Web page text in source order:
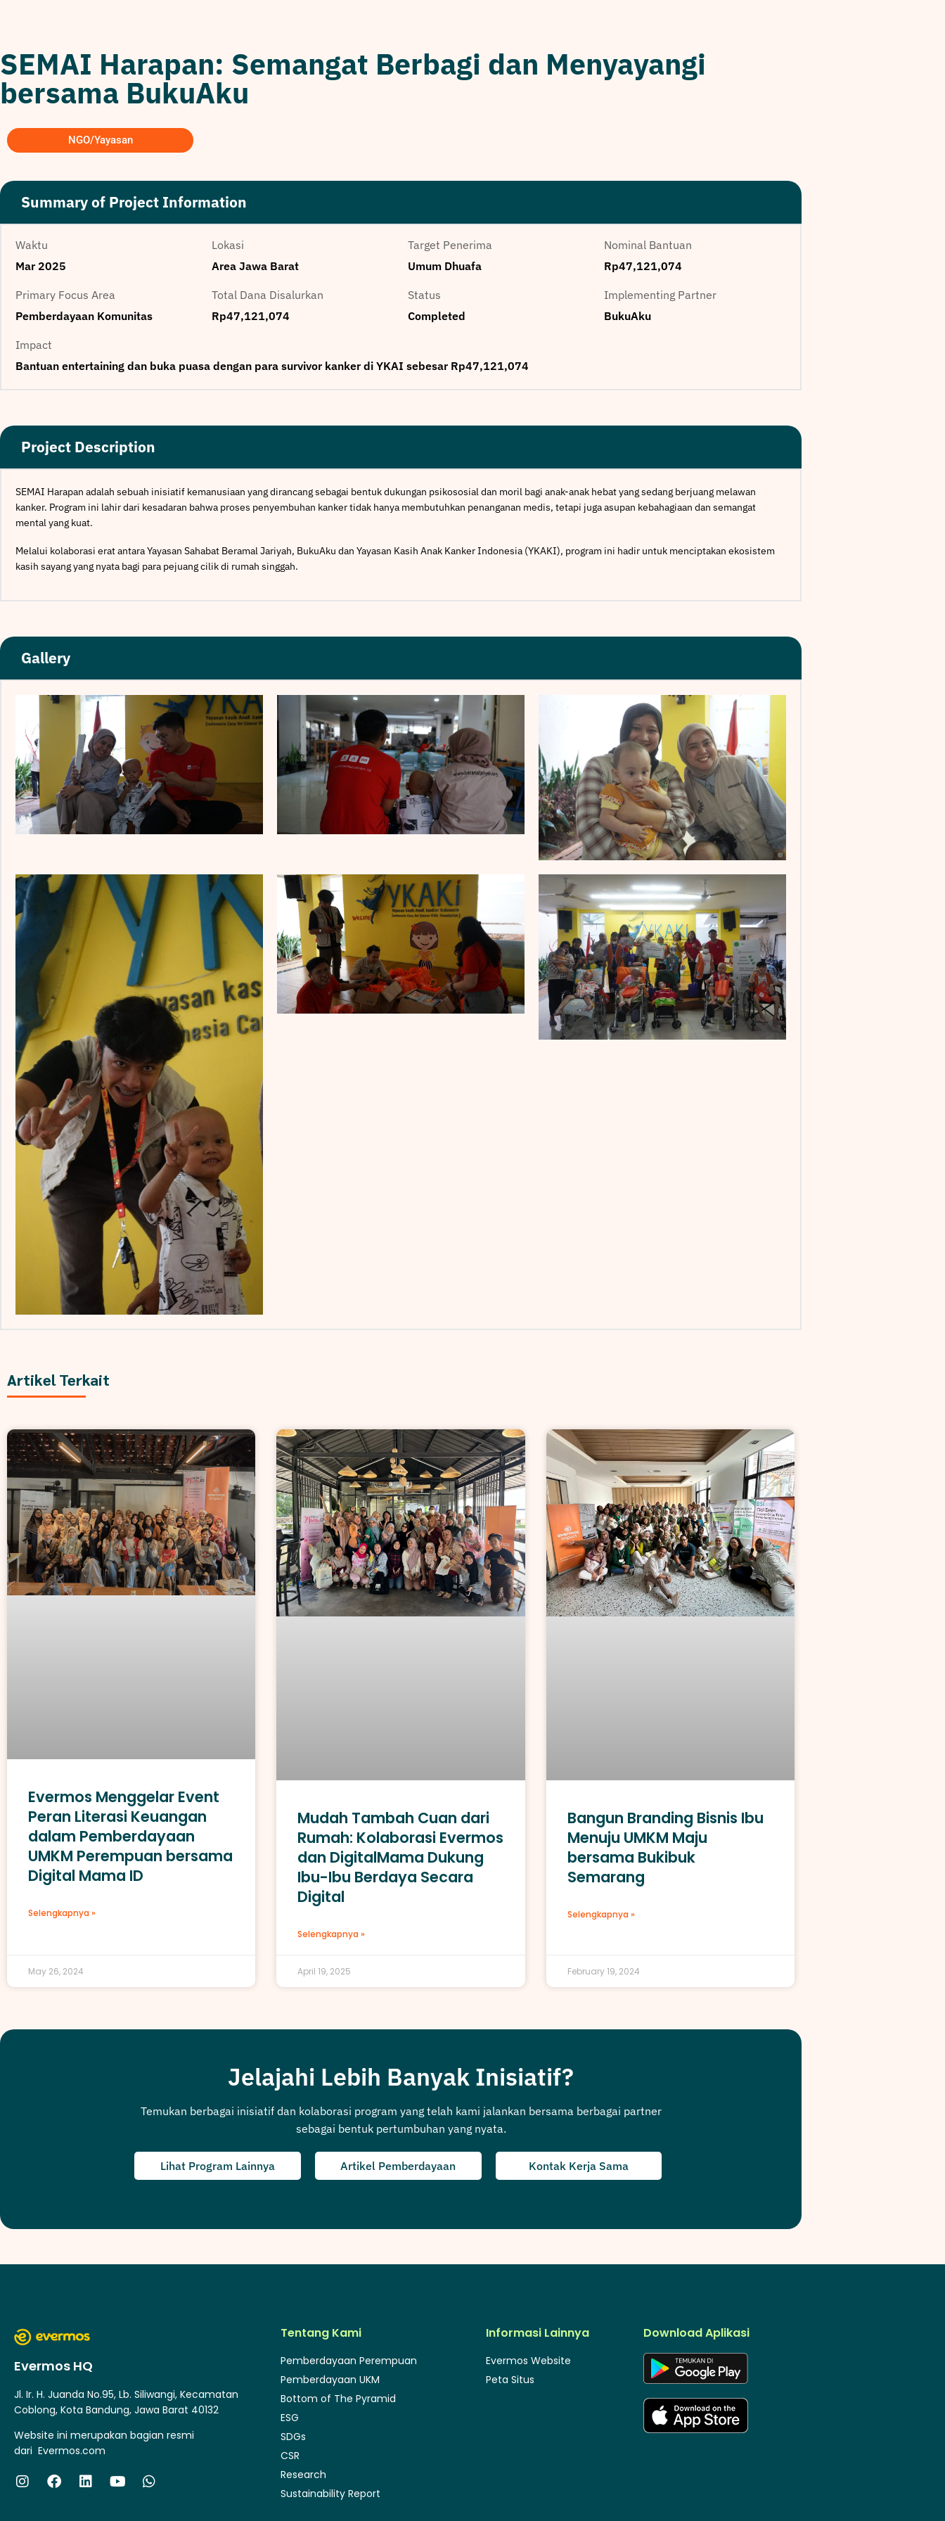
SEMAI Harapan: Semangat Berbagi dan Menyayangi
bersama BukuAku
NGO/Yayasan
Summary of Project Information
Waktu
Mar 2025
Lokasi
Area Jawa Barat
Target Penerima
Umum Dhuafa
Nominal Bantuan
Rp47,121,074
Primary Focus Area
Pemberdayaan Komunitas
Total Dana Disalurkan
Rp47,121,074
Status
Completed
Implementing Partner
BukuAku
Impact
Bantuan entertaining dan buka puasa dengan para survivor kanker di YKAI sebesar Rp47,121,074
Project Description
SEMAI Harapan adalah sebuah inisiatif kemanusiaan yang dirancang sebagai bentuk dukungan psikososial dan moril bagi anak-anak hebat yang sedang berjuang melawan
kanker. Program ini lahir dari kesadaran bahwa proses penyembuhan kanker tidak hanya membutuhkan penanganan medis, tetapi juga asupan kebahagiaan dan semangat
mental yang kuat.
Melalui kolaborasi erat antara Yayasan Sahabat Beramal Jariyah, BukuAku dan Yayasan Kasih Anak Kanker Indonesia (YKAKI), program ini hadir untuk menciptakan ekosistem
kasih sayang yang nyata bagi para pejuang cilik di rumah singgah.
Gallery
Artikel Terkait
Evermos Menggelar Event
Peran Literasi Keuangan
dalam Pemberdayaan
UMKM Perempuan bersama
Digital Mama ID
Selengkapnya »
May 26, 2024
Mudah Tambah Cuan dari
Rumah: Kolaborasi Evermos
dan DigitalMama Dukung
Ibu-Ibu Berdaya Secara
Digital
Selengkapnya »
April 19, 2025
Bangun Branding Bisnis Ibu
Menuju UMKM Maju
bersama Bukibuk
Semarang
Selengkapnya »
February 19, 2024
Jelajahi Lebih Banyak Inisiatif?
Temukan berbagai inisiatif dan kolaborasi program yang telah kami jalankan bersama berbagai partner
sebagai bentuk pertumbuhan yang nyata.
Lihat Program Lainnya Artikel Pemberdayaan Kontak Kerja Sama
Evermos HQ
Jl. Ir. H. Juanda No.95, Lb. Siliwangi, Kecamatan
Coblong, Kota Bandung, Jawa Barat 40132
Website ini merupakan bagian resmi
dari Evermos.com
Tentang Kami
Pemberdayaan Perempuan
Pemberdayaan UKM
Bottom of The Pyramid
ESG
SDGs
CSR
Research
Sustainability Report
Informasi Lainnya
Evermos Website
Peta Situs
Download Aplikasi